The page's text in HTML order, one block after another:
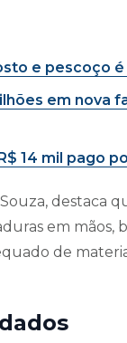
e pescoço
em nova
14 mil pago
destaca
em mãos,
de